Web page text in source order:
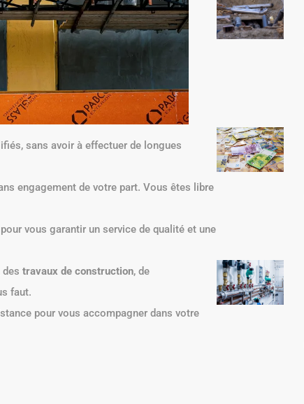
sans avoir à effectuer de longues
engagement de votre part. Vous êtes libre
vous garantir un service de qualité et une
des travaux de construction, de
faut.
pour vous accompagner dans votre